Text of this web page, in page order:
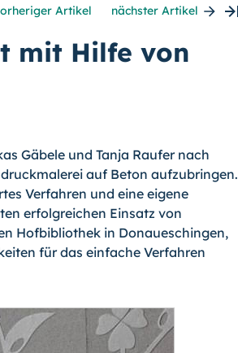
Artikel nächster Artikel
mit Hilfe von
Gäbele und Tanja Raufer nach
auf Beton aufzubringen.
Verfahren und eine eigene
erfolgrei­chen Einsatz von
Hofbiblio­thek in Donaueschingen,
für das einfache Verfahren